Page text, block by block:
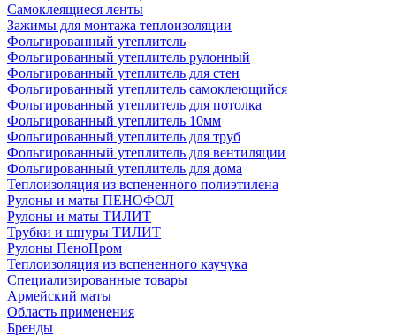
Самоклеящиеся ленты
Зажимы для монтажа теплоизоляции
Фольгированный утеплитель
Фольгированный утеплитель рулонный
Фольгированный утеплитель для стен
Фольгированный утеплитель самоклеющийся
Фольгированный утеплитель для потолка
Фольгированный утеплитель 10мм
Фольгированный утеплитель для труб
Фольгированный утеплитель для вентиляции
Фольгированный утеплитель для дома
Теплоизоляция из вспененного полиэтилена
Рулоны и маты ПЕНОФОЛ
Рулоны и маты ТИЛИТ
Трубки и шнуры ТИЛИТ
Рулоны ПеноПром
Теплоизоляция из вспененного каучука
Специализированные товары
Армейский маты
Область применения
Бренды